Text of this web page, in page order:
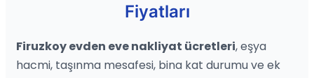
Fiyatları
Firuzkoy evden eve nakliyat ücretleri, eşya
hacmi, taşınma mesafesi, bina kat durumu ve ek